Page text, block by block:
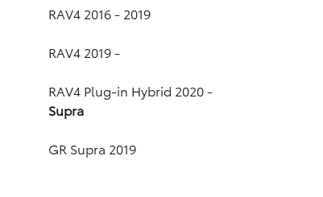
RAV4 2016 - 2019
RAV4 2019 -
RAV4 Plug-in Hybrid 2020 -
Supra
GR Supra 2019